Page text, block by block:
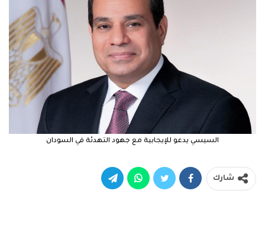
السيسي يدعو للإيجابية مع جهود التهدئة في السودان
شارك